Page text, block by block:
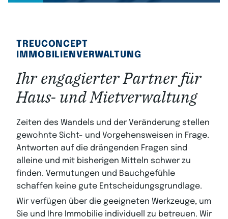
TREUCONCEPT
IMMOBILIENVERWALTUNG
Ihr engagierter Partner für
Haus- und Mietverwaltung
Zeiten des Wandels und der Veränderung stellen
gewohnte Sicht- und Vorgehensweisen in Frage.
Antworten auf die drängenden Fragen sind
alleine und mit bisherigen Mitteln schwer zu
finden. Vermutungen und Bauchgefühle
schaffen keine gute Entscheidungsgrundlage.
Wir verfügen über die geeigneten Werkzeuge, um
Sie und Ihre Immobilie individuell zu betreuen. Wir